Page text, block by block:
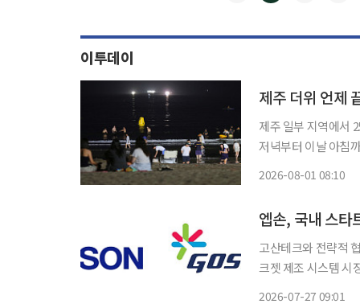
이투데이
제주 더위 언제
제주 일부 지역에서 25일 연속 열
저녁부터 이날 아침
2026-08-01 08:10
엡손, 국내 스
고산테크와 전략적
크젯 제조 시스템 시장 확장 추진 세이코 엡손 주식회사(
2026-07-27 09:01